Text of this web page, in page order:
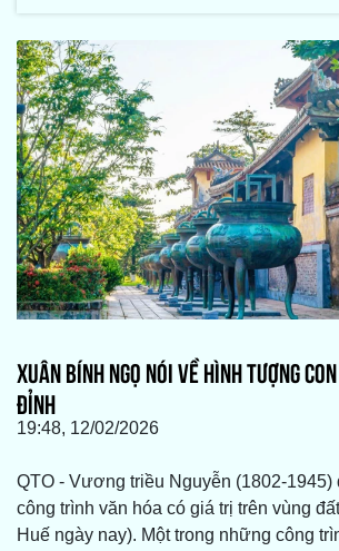
XUÂN BÍNH NGỌ NÓI VỀ HÌNH TƯỢNG
ĐỈNH
19:48, 12/02/2026
QTO - Vương triều Nguyễn (1802-1945)
công trình văn hóa có giá trị trên vùng
Huế ngày nay). Một trong những công